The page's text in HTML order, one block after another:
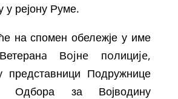
у рејону Руме.
на спомен обележје у име
Вojнe пoлициje,
представници Подружнице
Одбора за Војводину